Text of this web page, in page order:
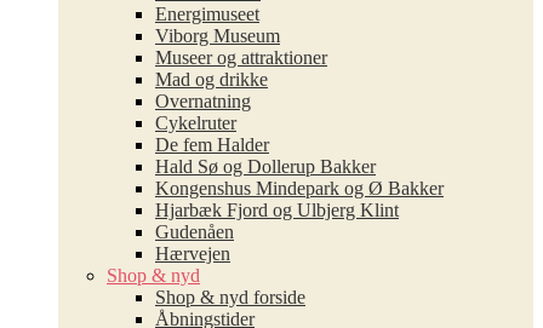
Energimuseet
Viborg Museum
Museer og attraktioner
Mad og drikke
Overnatning
Cykelruter
De fem Halder
Hald Sø og Dollerup Bakker
Kongenshus Mindepark og Ø Bakker
Hjarbæk Fjord og Ulbjerg Klint
Gudenåen
Hærvejen
Shop & nyd
Shop & nyd forside
Åbningstider